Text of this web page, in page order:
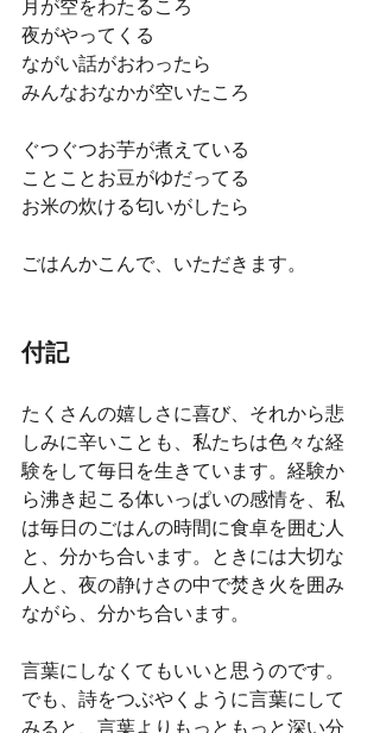
月が空をわたるころ
夜がやってくる
ながい話がおわったら
みんなおなかが空いたころ
ぐつぐつお芋が煮えている
ことことお豆がゆだってる
お米の炊ける匂いがしたら
ごはんかこんで、いただきます。
付記
たくさんの嬉しさに喜び、それから悲
しみに辛いことも、私たちは色々な経
験をして毎日を生きています。経験か
ら沸き起こる体いっぱいの感情を、私
は毎日のごはんの時間に食卓を囲む人
と、分かち合います。ときには大切な
人と、夜の静けさの中で焚き火を囲み
ながら、分かち合います。
言葉にしなくてもいいと思うのです。
でも、詩をつぶやくように言葉にして
みると、言葉よりもっともっと深い分